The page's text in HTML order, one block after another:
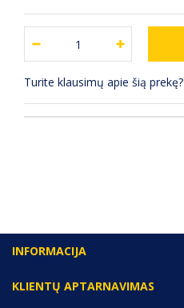
Turite klausimų apie šią prekę?
INFORMACIJA
KLIENTŲ APTARNAVIMAS